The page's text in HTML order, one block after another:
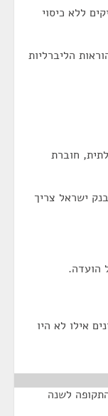
ללא כיסוי
הליברליות
חוברת
ישראל צריך
הועדה.
אילו לא היו
לשנה